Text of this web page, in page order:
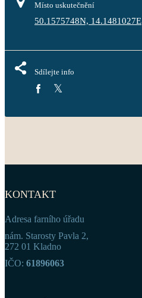
Místo uskutečnění
50.1575748N, 14.1481027E
Sdílejte info
KONTAKT
Adresa farního úřadu
nám. Starosty Pavla 2,
272 01 Kladno
IČO: 61896063